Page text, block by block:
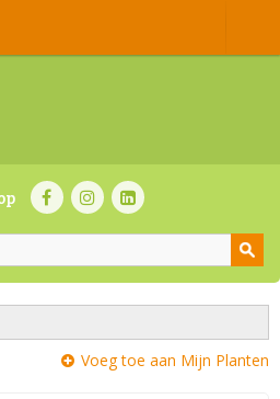
Voeg toe aan Mijn Planten